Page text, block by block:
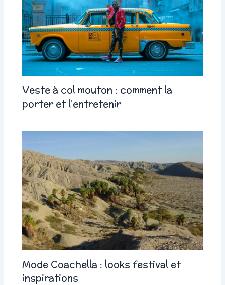
Veste à col mouton : comment la
porter et l’entretenir
Mode Coachella : looks festival et
inspirations